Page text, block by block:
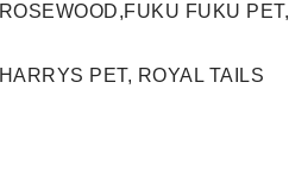
ROSEWOOD,FUKU FUKU PET,
HARRYS PET, ROYAL TAILS